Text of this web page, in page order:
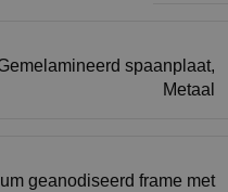
spaanplaat,
Metaal
geanodiseerd frame met